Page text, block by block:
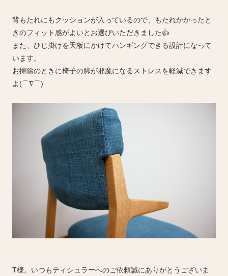
背もたれにもクッションが入っているので、もたれかかったと
きのフィット感がよいとお選びいただきました👍
また、ひじ掛けを天板にかけてハンギングできる設計になって
います。
お掃除のときに椅子の脚が邪魔になるストレスを軽減できます
よ(⌒∇⌒)
T様。いつもティシュラーへのご依頼誠にありがとうございま